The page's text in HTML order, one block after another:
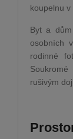
koupelnu v
Byt a
osobních
rodinné
rušivým